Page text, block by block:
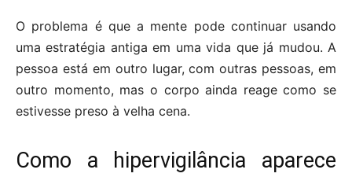
O problema é que a mente pode continuar usando
uma estratégia antiga em uma vida que já mudou. A
pessoa está em outro lugar, com outras pessoas, em
outro momento, mas o corpo ainda reage como se
estivesse preso à velha cena.
Como a hipervigilância aparece